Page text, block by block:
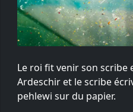
Le roi fit venir son scribe
Ardeschir et le scribe
pehlewi sur du papier.